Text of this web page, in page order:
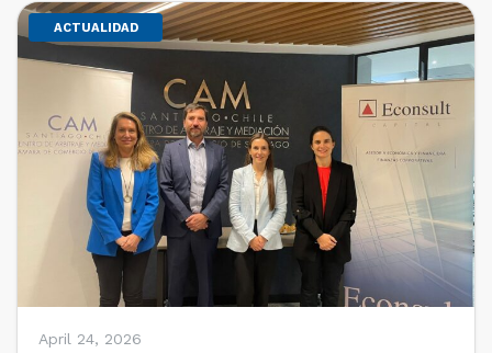
ACTUALIDAD
April 24, 2026